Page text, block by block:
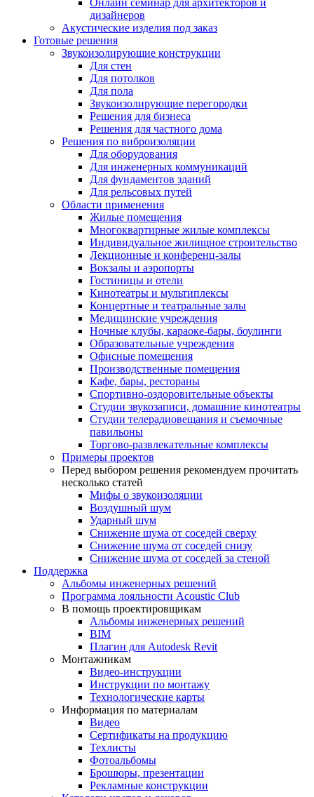
Онлайн семинар для архитекторов и
дизайнеров
Акустические изделия под заказ
Готовые решения
Звукоизолирующие конструкции
Для стен
Для потолков
Для пола
Звукоизолирующие перегородки
Решения для бизнеса
Решения для частного дома
Решения по виброизоляции
Для оборудования
Для инженерных коммуникаций
Для фундаментов зданий
Для рельсовых путей
Области применения
Жилые помещения
Многоквартирные жилые комплексы
Индивидуальное жилищное строительство
Лекционные и конференц-залы
Вокзалы и аэропорты
Гостиницы и отели
Кинотеатры и мультиплексы
Концертные и театральные залы
Медицинские учреждения
Ночные клубы, караоке-бары, боулинги
Образовательные учреждения
Офисные помещения
Производственные помещения
Кафе, бары, рестораны
Спортивно-оздоровительные объекты
Студии звукозаписи, домашние кинотеатры
Студии телерадиовещания и съемочные
павильоны
Торгово-развлекательные комплексы
Примеры проектов
Перед выбором решения рекомендуем прочитать
несколько статей
Мифы о звукоизоляции
Воздушный шум
Ударный шум
Снижение шума от соседей сверху
Снижение шума от соседей снизу
Снижение шума от соседей за стеной
Поддержка
Альбомы инженерных решений
Программа лояльности Acoustic Club
В помощь проектировщикам
Альбомы инженерных решений
BIM
Плагин для Autodesk Revit
Монтажникам
Видео-инструкции
Инструкции по монтажу
Технологические карты
Информация по материалам
Видео
Сертификаты на продукцию
Техлисты
Фотоальбомы
Брошюры, презентации
Рекламные конструкции